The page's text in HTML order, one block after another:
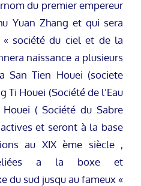
du premier empereur
Yuan Zhang et qui sera
société du ciel et de la
naissance a plusieurs
San Tien Houei (societe
Ti Houei (Société de l’Eau
( Société du Sabre
et seront à la base
au XIX ème siècle ,
a la boxe et
du sud jusqu au fameux «